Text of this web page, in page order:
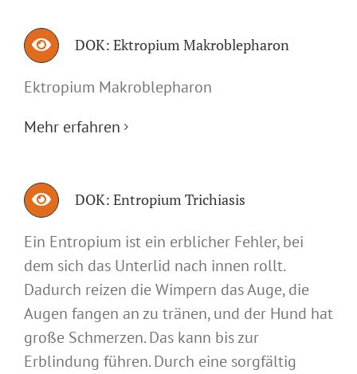
DOK: Ektropium Makroblepharon
Ektropium Makroblepharon
Mehr erfahren
DOK: Entropium Trichiasis
Ein Entropium ist ein erblicher Fehler, bei
dem sich das Unterlid nach innen rollt.
Dadurch reizen die Wimpern das Auge, die
Augen fangen an zu tränen, und der Hund hat
große Schmerzen. Das kann bis zur
Erblindung führen. Durch eine sorgfältig